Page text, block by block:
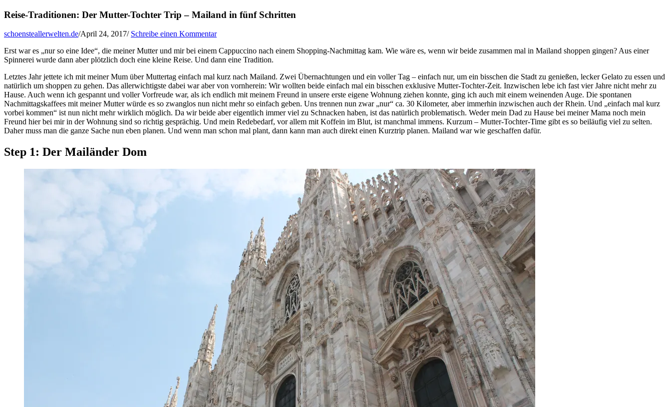
Reise-Traditionen: Der Mutter-Tochter Trip – Mailand in fünf Schritten
schoensteallerwelten.de/April 24, 2017/ Schreibe einen Kommentar
Erst war es „nur so eine Idee“, die meiner Mutter und mir bei einem Cappuccino nach einem Shopping-Nachmittag kam. Wie wäre es, wenn wir beide zusammen mal in Mailand shoppen gingen? Aus einer
Spinnerei wurde dann aber plötzlich doch eine kleine Reise. Und dann eine Tradition.
Letztes Jahr jettete ich mit meiner Mum über Muttertag einfach mal kurz nach Mailand. Zwei Übernachtungen und ein voller Tag – einfach nur, um ein bisschen die Stadt zu genießen, lecker Gelato zu essen und
natürlich um shoppen zu gehen. Das allerwichtigste dabei war aber von vornherein: Wir wollten beide einfach mal ein bisschen exklusive Mutter-Tochter-Zeit. Inzwischen lebe ich fast vier Jahre nicht mehr zu
Hause. Auch wenn ich gespannt und voller Vorfreude war, als ich endlich mit meinem Freund in unsere erste eigene Wohnung ziehen konnte, ging ich auch mit einem weinenden Auge. Die spontanen
Nachmittagskaffees mit meiner Mutter würde es so zwanglos nun nicht mehr so einfach geben. Uns trennen nun zwar „nur“ ca. 30 Kilometer, aber immerhin inzwischen auch der Rhein. Und „einfach mal kurz
vorbei kommen“ ist nun nicht mehr wirklich möglich. Da wir beide aber eigentlich immer viel zu Schnacken haben, ist das natürlich problematisch. Weder mein Dad zu Hause bei meiner Mama noch mein
Freund hier bei mir in der Wohnung sind so richtig gesprächig. Und mein Redebedarf, vor allem mit Koffein im Blut, ist manchmal immens. Kurzum – Mutter-Tochter-Time gibt es so beiläufig viel zu selten.
Daher muss man die ganze Sache nun eben planen. Und wenn man schon mal plant, dann kann man auch direkt einen Kurztrip planen. Mailand war wie geschaffen dafür.
Step 1: Der Mailänder Dom